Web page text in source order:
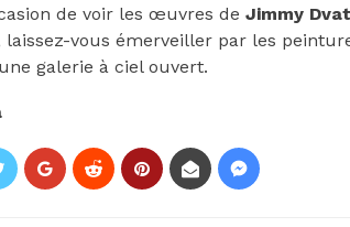
de voir les œuvres de Jimmy
laissez-vous émerveiller par les
galerie à ciel ouvert.